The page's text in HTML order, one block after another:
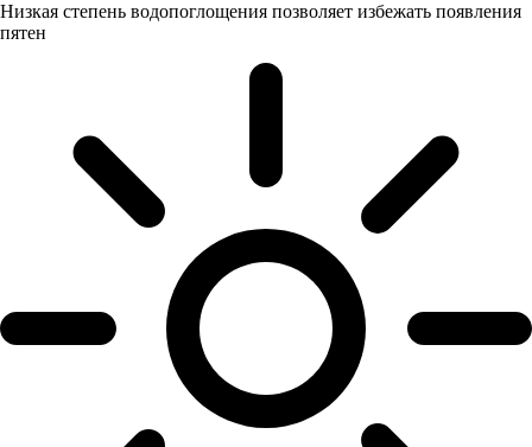
Низкая степень водопоглощения позволяет избежать появления
пятен